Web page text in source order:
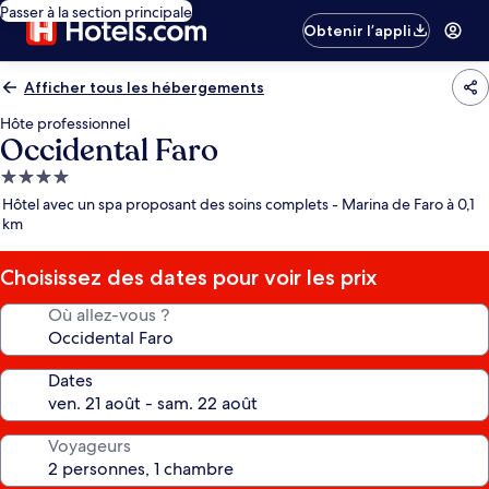
Passer à la section principale
Obtenir l’appli
Afficher tous les hébergements
Hôte professionnel
Occidental Faro
Hébergement
4.0 étoiles
Hôtel avec un spa proposant des soins complets - Marina de Faro à 0,1
km
Choisissez des dates pour voir les prix
Où allez-vous ?
Dates
Voyageurs